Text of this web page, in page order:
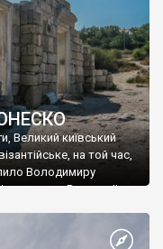
Великий київський
на той час,
Володимиру
Василю ІІ, та
християнином.
Таврійського